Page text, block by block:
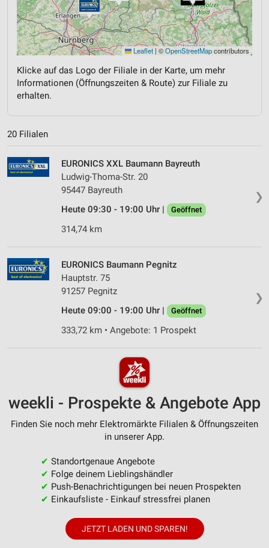
Leaflet | ©OpenStreetMapcontributors
Klicke auf das Logo der Filiale in der Karte, um mehr
Informationen (Öffnungszeiten & Route) zur Filiale zu
erhalten.
20 Filialen
❯
EURONICS XXL Baumann Bayreuth
Ludwig-Thoma-Str. 20
95447 Bayreuth
Heute 09:30 - 19:00 Uhr |
Geöffnet
314,74 km
❯
EURONICS Baumann Pegnitz
Hauptstr. 75
91257 Pegnitz
Heute 09:00 - 19:00 Uhr |
Geöffnet
333,72 km • Angebote: 1 Prospekt
weekli - Prospekte & Angebote App
Finden Sie noch mehr Elektromärkte Filialen & Öffnungszeiten
in unserer App.
✔ Standortgenaue Angebote
✔ Folge deinem Lieblingshändler
✔ Push-Benachrichtigungen bei neuen Prospekten
✔ Einkaufsliste - Einkauf stressfrei planen
JETZT LADEN UND SPAREN!